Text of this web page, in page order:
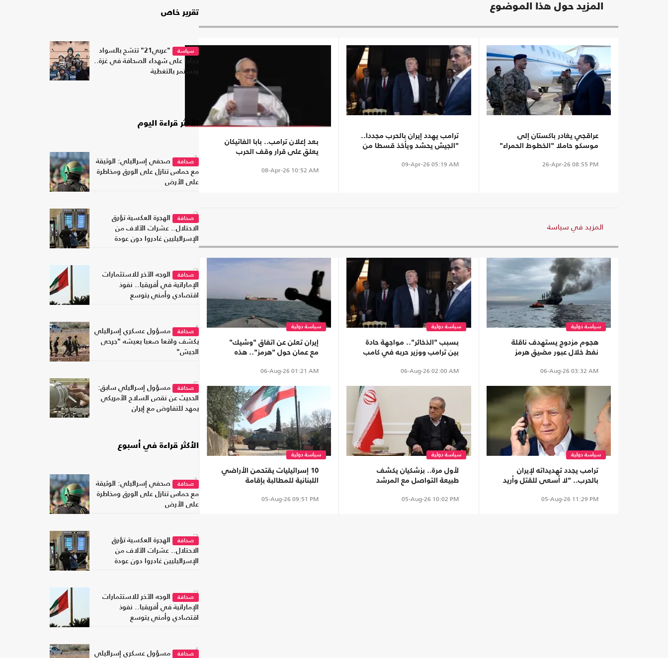
المزيد حول هذا الموضوع
عراقجي يغادر باكستان إلى
موسكو حاملا "الخطوط الحمراء"
26-Apr-26 08:55 PM
ترامب يهدد إيران بالحرب مجددا..
"الجيش يحشد ويأخذ قسطا من
09-Apr-26 05:19 AM
بعد إعلان ترامب.. بابا الفاتيكان
يعلق على قرار وقف الحرب
08-Apr-26 10:52 AM
المزيد في سياسة
سياسة دولية
هجوم مزدوج يستهدف ناقلة
نفط خلال عبور مضيق هرمز
06-Aug-26 03:32 AM
سياسة دولية
بسبب "الذخائر".. مواجهة حادة
بين ترامب ووزير حربه في كامب
06-Aug-26 02:00 AM
سياسة دولية
إيران تعلن عن اتفاق "وشيك"
مع عمان حول "هرمز".. هذه
06-Aug-26 01:21 AM
سياسة دولية
ترامب يجدد تهديداته لإيران
بالحرب.. "لا أسعى للقتل وأريد
05-Aug-26 11:29 PM
سياسة دولية
لأول مرة.. بزشكيان يكشف
طبيعة التواصل مع المرشد
05-Aug-26 10:02 PM
سياسة دولية
10 إسرائيليات يقتحمن الأراضي
اللبنانية للمطالبة بإقامة
05-Aug-26 09:51 PM
تقرير خاص
سياسة
"عربي21" تتشح بالسواد
حدادا على شهداء الصحافة في غزة..
وتستمر بالتغطية
الأكثر قراءة اليوم
1صحافة
صحفي إسرائيلي: الوثيقة
مع حماس تنازل على الورق ومخاطرة
على الأرض
2صحافة
الهجرة العكسية تؤرق
الاحتلال.. عشرات الآلاف من
الإسرائيليين غادروا دون عودة
3صحافة
الوجه الآخر للاستثمارات
الإماراتية في أفريقيا.. نفوذ
اقتصادي وأمني يتوسع
4صحافة
مسؤول عسكري إسرائيلي
يكشف واقعا صعبا يعيشه "جرحى
الجيش"
5صحافة
مسؤول إسرائيلي سابق:
الحديث عن نقص السلاح الأمريكي
يمهد للتفاوض مع إيران
الأكثر قراءة في أسبوع
1صحافة
صحفي إسرائيلي: الوثيقة
مع حماس تنازل على الورق ومخاطرة
على الأرض
2صحافة
الهجرة العكسية تؤرق
الاحتلال.. عشرات الآلاف من
الإسرائيليين غادروا دون عودة
3صحافة
الوجه الآخر للاستثمارات
الإماراتية في أفريقيا.. نفوذ
اقتصادي وأمني يتوسع
4صحافة مسؤول عسكري إسرائيلي